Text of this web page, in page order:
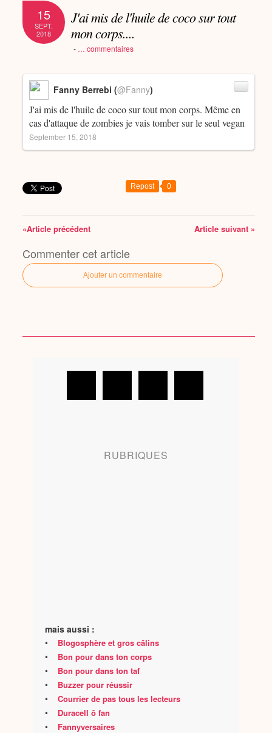
15
SEPT.
2018
J'ai mis de l'huile de coco sur tout
mon corps....
- … commentaires
J'ai mis de l'huile de coco sur tout mon corps. Même en
cas d'attaque de zombies je vais tomber sur le seul vegan
Fanny Berrebi (@Fanny)
September 15, 2018
Repost 0
«Article précédent Article suivant »
Commenter cet article
Ajouter un commentaire
RUBRIQUES
mais aussi :
• Blogosphère et gros câlins
• Bon pour dans ton corps
• Bon pour dans ton taf
• Buzzer pour réussir
• Courrier de pas tous les lecteurs
• Duracell ô fan
• Fannyversaires